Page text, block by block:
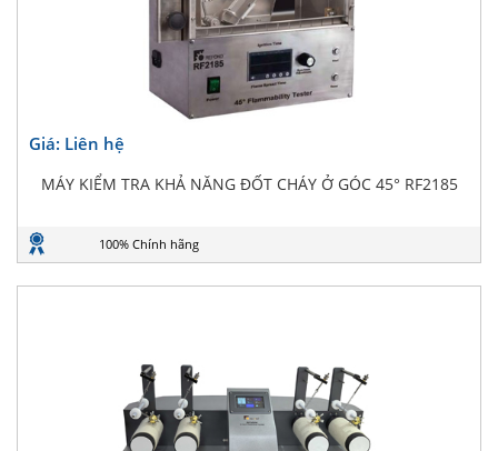
Giá: Liên hệ
MÁY KIỂM TRA KHẢ NĂNG ĐỐT CHÁY Ở GÓC 45° RF2185
100% Chính hãng